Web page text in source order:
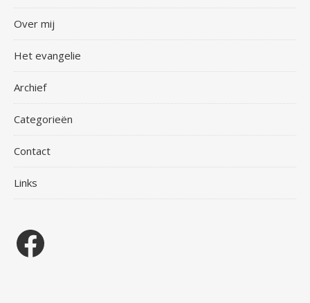
Over mij
Het evangelie
Archief
Categorieën
Contact
Links
Facebook